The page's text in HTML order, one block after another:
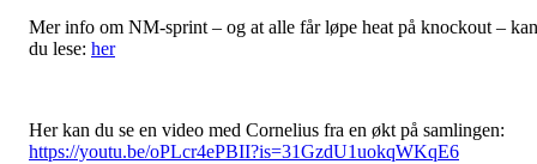
Mer info om NM-sprint – og at alle får løpe heat på knockout – kan
du lese: her
Her kan du se en video med Cornelius fra en økt på samlingen:
https://youtu.be/oPLcr4ePBII?is=31GzdU1uokqWKqE6